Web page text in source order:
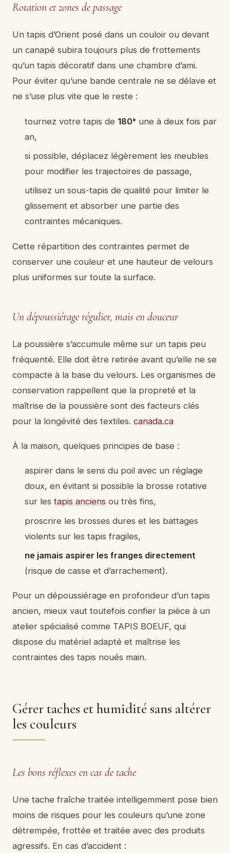
Rotation et zones de passage
Un tapis d’Orient posé dans un couloir ou devant
un canapé subira toujours plus de frottements
qu’un tapis décoratif dans une chambre d’ami.
Pour éviter qu’une bande centrale ne se délave et
ne s’use plus vite que le reste :
tournez votre tapis de 180° une à deux fois par
an,
si possible, déplacez légèrement les meubles
pour modifier les trajectoires de passage,
utilisez un sous-tapis de qualité pour limiter le
glissement et absorber une partie des
contraintes mécaniques.
Cette répartition des contraintes permet de
conserver une couleur et une hauteur de velours
plus uniformes sur toute la surface.
Un dépoussiérage régulier, mais en douceur
La poussière s’accumule même sur un tapis peu
fréquenté. Elle doit être retirée avant qu’elle ne se
compacte à la base du velours. Les organismes de
conservation rappellent que la propreté et la
maîtrise de la poussière sont des facteurs clés
pour la longévité des textiles. canada.ca
À la maison, quelques principes de base :
aspirer dans le sens du poil avec un réglage
doux, en évitant si possible la brosse rotative
sur les tapis anciens ou très fins,
proscrire les brosses dures et les battages
violents sur les tapis fragiles,
ne jamais aspirer les franges directement
(risque de casse et d’arrachement).
Pour un dépoussiérage en profondeur d’un tapis
ancien, mieux vaut toutefois confier la pièce à un
atelier spécialisé comme TAPIS BOEUF, qui
dispose du matériel adapté et maîtrise les
contraintes des tapis noués main.
Gérer taches et humidité sans altérer
les couleurs
Les bons réflexes en cas de tache
Une tache fraîche traitée intelligemment pose bien
moins de risques pour les couleurs qu’une zone
détrempée, frottée et traitée avec des produits
agressifs. En cas d’accident :